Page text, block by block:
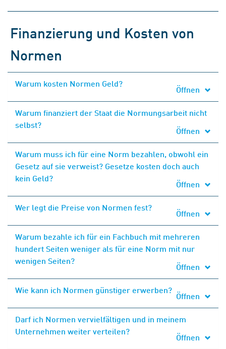
Finanzierung und Kosten von
Normen
Warum kosten Normen Geld?
Öffnen
Warum finanziert der Staat die Normungsarbeit nicht
selbst?
Öffnen
Warum muss ich für eine Norm bezahlen, obwohl ein
Gesetz auf sie verweist? Gesetze kosten doch auch
kein Geld?
Öffnen
Wer legt die Preise von Normen fest?
Öffnen
Warum bezahle ich für ein Fachbuch mit mehreren
hundert Seiten weniger als für eine Norm mit nur
wenigen Seiten?
Öffnen
Wie kann ich Normen günstiger erwerben?
Öffnen
Darf ich Normen vervielfältigen und in meinem
Unternehmen weiter verteilen?
Öffnen